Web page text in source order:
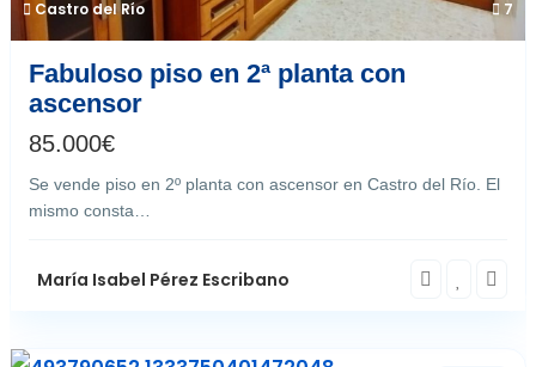
Castro del Río 7
Fabuloso piso en 2ª planta con
ascensor
85.000€
Se vende piso en 2º planta con ascensor en Castro del Río. El
mismo consta…
María Isabel Pérez Escribano